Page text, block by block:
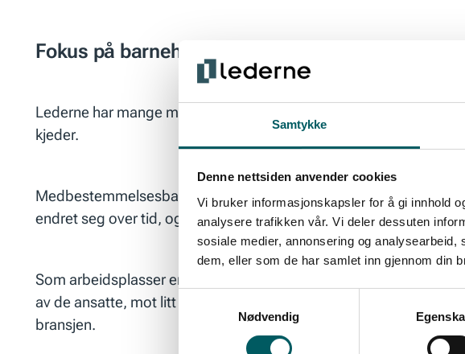
Samtykke
Denne nettsiden anvender cookies
Vi bruker informasjonskapsler for å gi innhold
analysere trafikken vår. Vi deler dessuten
sosiale medier, annonsering og
dem, eller som de har samlet inn gjennom din
Nødvendig
Fokus på barnehagene
Lederne har mange medlemmer som er styrere i norske
kjeder.
Medbestemmelsesbarometeret 2021 reiser en generell
endret seg over tid, og noen kjennetegn ved dagens arbeidsmiljø
Som arbeidsplasser er barnehagene spesielle sammenliknet
av de ansatte, mot litt under 50 prosent i resten av arbeidslivet,
bransjen.